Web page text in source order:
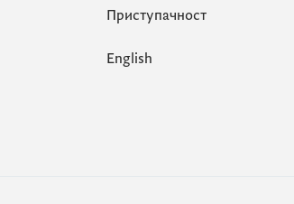
Приступачност
English